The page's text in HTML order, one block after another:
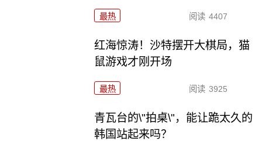
最热 阅读 4407
红海惊涛！沙特摆开大棋局，猫
鼠游戏才刚开场
最热 阅读 3925
青瓦台的\"拍桌\"，能让跪太久的
韩国站起来吗？